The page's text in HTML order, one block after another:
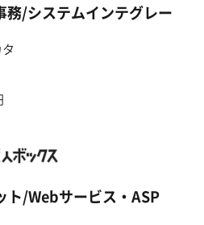
務/システムインテグレー
ト/Webサービス・ASP